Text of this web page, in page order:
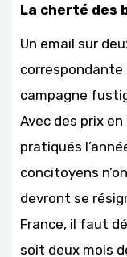
La cherté des
Un email sur
correspondante
campagne
Avec des prix
pratiqués
concitoyens
devront se
France, il faut
soit deux mois